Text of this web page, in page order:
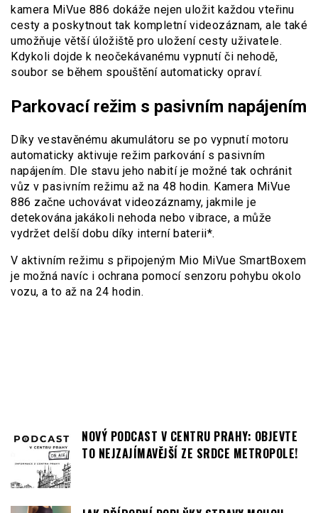
kamera MiVue 886 dokáže nejen uložit každou vteřinu
cesty a poskytnout tak kompletní videozáznam, ale také
umožňuje větší úložiště pro uložení cesty uživatele.
Kdykoli dojde k neočekávanému vypnutí či nehodě,
soubor se během spouštění automaticky opraví.
Parkovací režim s pasivním napájením
Díky vestavěnému akumulátoru se po vypnutí motoru
automaticky aktivuje režim parkování s pasivním
napájením. Dle stavu jeho nabití je možné tak ochránit
vůz v pasivním režimu až na 48 hodin. Kamera MiVue
886 začne uchovávat videozáznamy, jakmile je
detekována jakákoli nehoda nebo vibrace, a může
vydržet delší dobu díky interní baterii*.
V aktivním režimu s připojeným Mio MiVue SmartBoxem
je možná navíc i ochrana pomocí senzoru pohybu okolo
vozu, a to až na 24 hodin.
NOVÝ PODCAST V CENTRU PRAHY: OBJEVTE
TO NEJZAJÍMAVĚJŠÍ ZE SRDCE METROPOLE!